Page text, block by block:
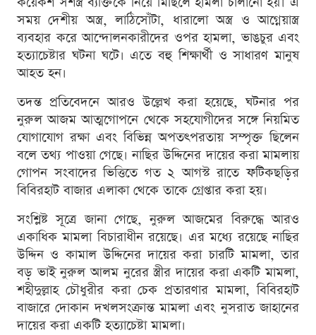
সময় দেশীয় অস্ত্র, লাঠিসোঁটা, ধারালো অস্ত্র ও আগ্নেয়াস্ত্র
ব্যবহার করে আন্দোলনকারীদের ওপর হামলা, ভাঙচুর এবং
হত্যাচেষ্টার ঘটনা ঘটে। এতে বহু শিক্ষার্থী ও সাধারণ মানুষ
আহত হন।
তদন্ত প্রতিবেদনে আরও উল্লেখ করা হয়েছে, ঘটনার পর
নুরুল আজম আত্মগোপনে থেকে সহযোগীদের সঙ্গে নিয়মিত
যোগাযোগ রক্ষা এবং বিভিন্ন অপতৎপরতায় সম্পৃক্ত ছিলেন
বলে তথ্য পাওয়া গেছে। নাছির উদ্দিনের দায়ের করা মামলায়
গোপন সংবাদের ভিত্তিতে গত ২ আগস্ট রাতে ফটিকছড়ির
বিবিরহাট বাজার এলাকা থেকে তাকে গ্রেপ্তার করা হয়।
সংশ্লিষ্ট সূত্রে জানা গেছে, নুরুল আজমের বিরুদ্ধে আরও
একাধিক মামলা বিচারাধীন রয়েছে। এর মধ্যে রয়েছে নাছির
উদ্দিন ও কামাল উদ্দিনের দায়ের করা চারটি মামলা, তার
বড় ভাই নুরুল আলম নুরের স্ত্রীর দায়ের করা একটি মামলা,
শহীদুল্লাহ চৌধুরীর করা চেক প্রতারণার মামলা, বিবিরহাট
বাজারে দোকান দখলসংক্রান্ত মামলা এবং নুসরাত জাহানের
দায়ের করা একটি হত্যাচেষ্টা মামলা।